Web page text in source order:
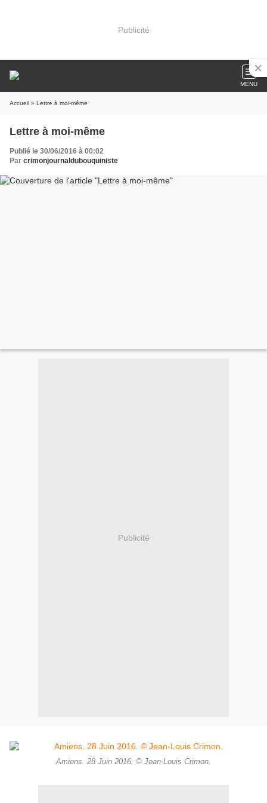
Publicité
MENU
Accueil » Lettre à moi-même
Lettre à moi-même
Publié le 30/06/2016 à 00:02
Par crimonjournaldubouquiniste
Publicité
Amiens. 28 Juin 2016. © Jean-Louis Crimon.